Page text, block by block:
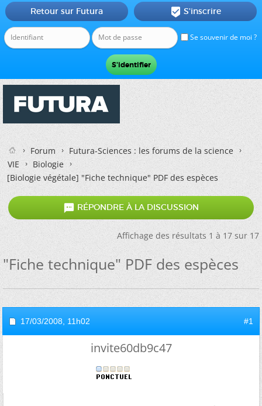
Se souvenir de moi ?
Retour sur Futura  S'inscrire
Forum
Futura-Sciences : les forums de la science
VIE
Biologie
[Biologie végétale]"Fiche technique" PDF des espèces
 RÉPONDRE À LA DISCUSSION
Affichage des résultats 1 à 17 sur 17
"Fiche technique" PDF des espèces
17/03/2008, 11h02 #1
invite60db9c47